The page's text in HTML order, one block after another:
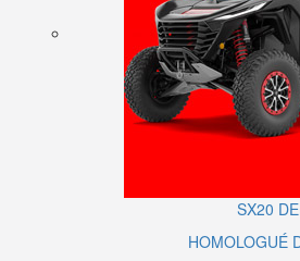
SX20
HOMOLOGUÉ